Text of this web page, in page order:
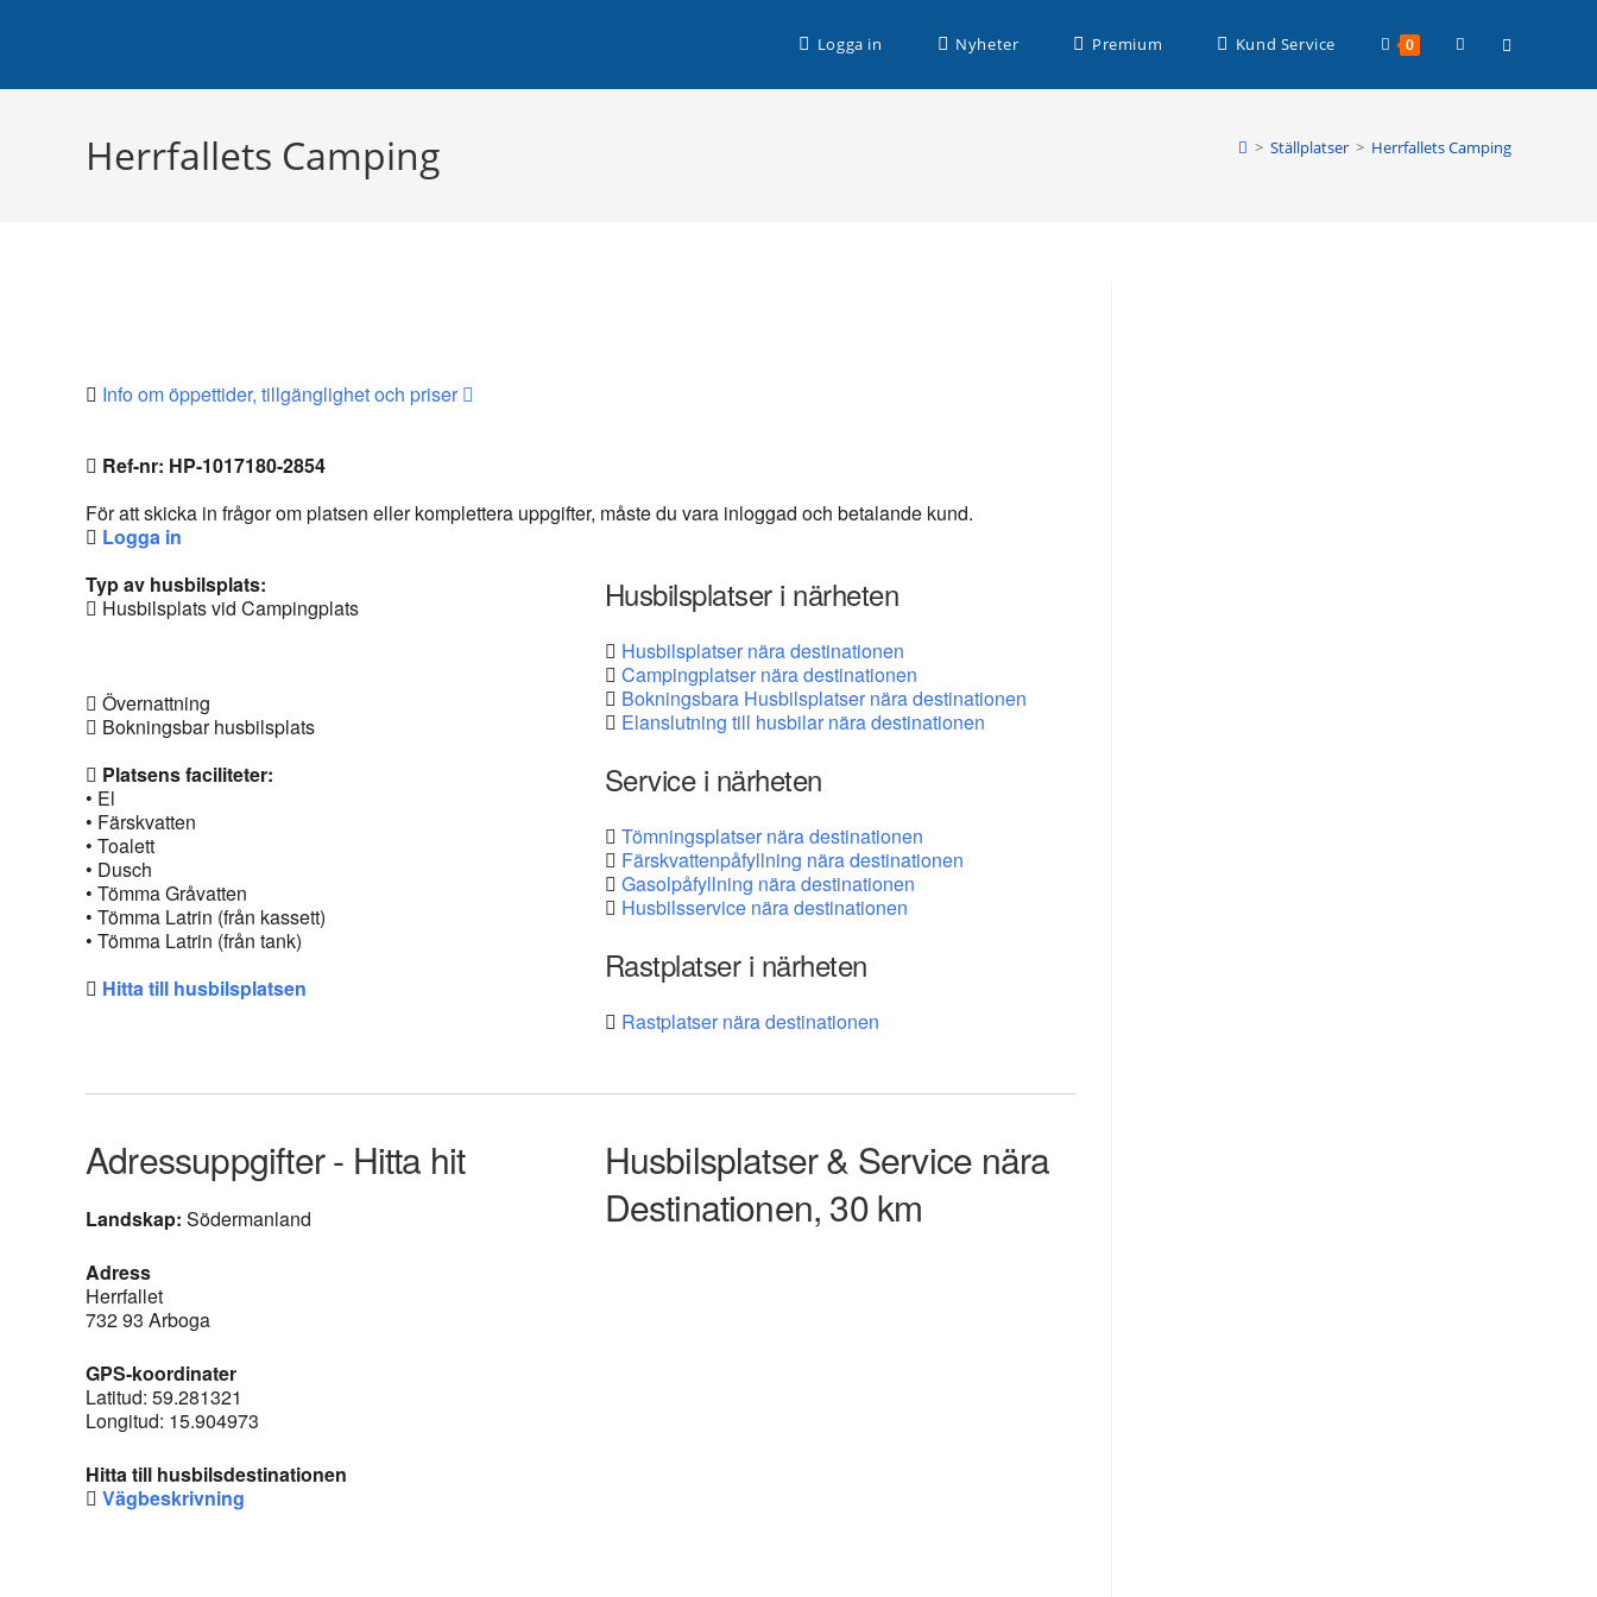
Logga in Nyheter Premium Kund Service 0 Slå
Herrfallets Camping > Ställplatser > Herrfallets Camping
Info om öppettider, tillgänglighet och priser
Ref-nr: HP-1017180-2854
För att skicka in frågor om platsen eller komplettera uppgifter, måste du vara inloggad och betalande kund.
Logga in
Typ av husbilsplats:
Husbilsplats vid Campingplats
Övernattning
Bokningsbar husbilsplats
Platsens faciliteter:
• El
• Färskvatten
• Toalett
• Dusch
• Tömma Gråvatten
• Tömma Latrin (från kassett)
• Tömma Latrin (från tank)
Hitta till husbilsplatsen
Husbilsplatser i närheten
Husbilsplatser nära destinationen
Campingplatser nära destinationen
Bokningsbara Husbilsplatser nära destinationen
Elanslutning till husbilar nära destinationen
Service i närheten
Tömningsplatser nära destinationen
Färskvattenpåfyllning nära destinationen
Gasolpåfyllning nära destinationen
Husbilsservice nära destinationen
Rastplatser i närheten
Rastplatser nära destinationen
Adressuppgifter - Hitta hit
Landskap: Södermanland
Adress
Herrfallet
732 93 Arboga
GPS-koordinater
Latitud: 59.281321
Longitud: 15.904973
Hitta till husbilsdestinationen
Vägbeskrivning
Husbilsplatser & Service nära
Destinationen, 30 km
Planera din husbilssemester med Husbilsplatsguiden Premium! Läs mer >